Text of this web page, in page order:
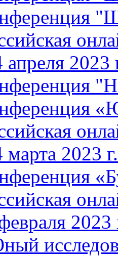
апреля 2023
марта 2023
2023